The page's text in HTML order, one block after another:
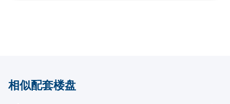
相似配套楼盘